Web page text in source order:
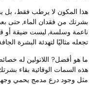
المكون لا يرطب فقط، بل
من فقدان الماء, حتى
وسلسة, ليست ضيقة أو
مثاليًا لتهدئة البشرة
هو أفضل? اللانولين له
السمات الوقائية بقاء بشرتك
وجود درع مدمج يحمي وجهك